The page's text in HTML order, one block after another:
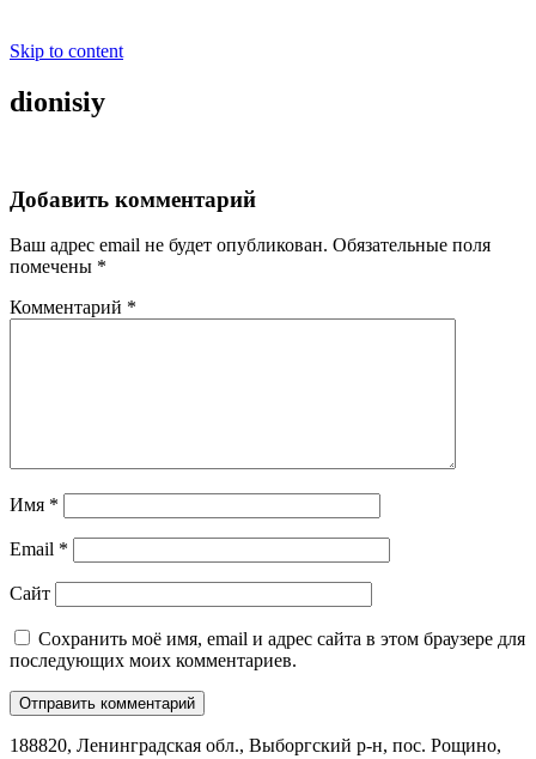
Skip to content
dionisiy
Добавить комментарий
Ваш адрес email не будет опубликован. Обязательные поля
помечены *
Комментарий *
Имя *
Email *
Сайт
Сохранить моё имя, email и адрес сайта в этом браузере для
последующих моих комментариев.
188820, Ленинградская обл., Выборгский р-н, пос. Рощино,